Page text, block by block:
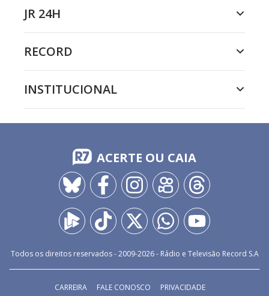
JR 24H
RECORD
INSTITUCIONAL
ACERTE OU CAIA
Todos os direitos reservados - 2009-2026- Rádio e Televisão Record S.A
CARREIRA FALE CONOSCO
PRIVACIDADE